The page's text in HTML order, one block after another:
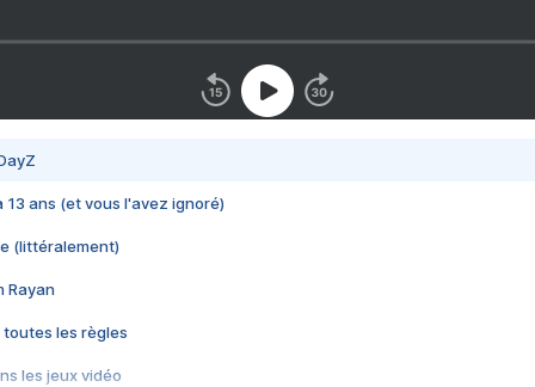
13 ans (et vous l'avez ignoré)
(littéralement)
Rayan
toutes les règles
les jeux vidéo